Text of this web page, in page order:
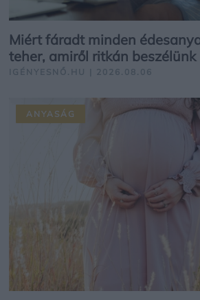
Miért fáradt minden
teher, amiről ritkán beszélünk
IGÉNYESNŐ.HU | 2026.08.06
ANYASÁG